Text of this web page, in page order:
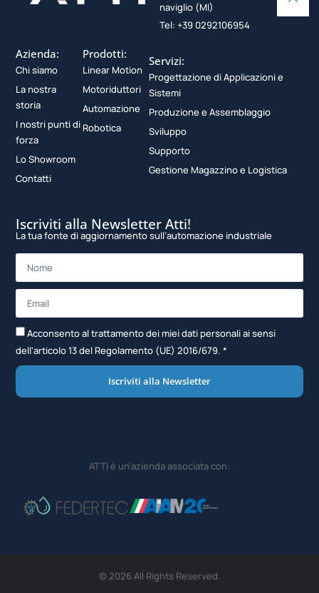
naviglio (MI)
Tel: +39 0292106954
Azienda:
Chi siamo
La nostra
storia
I nostri punti di
forza
Lo Showroom
Contatti
Prodotti:
Linear Motion
Motoriduttori
Automazione
Robotica
Servizi:
Progettazione di Applicazioni e
Sistemi
Produzione e Assemblaggio
Sviluppo
Supporto
Gestione Magazzino e Logistica
Iscriviti alla Newsletter Atti!
La tua fonte di aggiornamento sull’automazione industriale
Acconsento al trattamento dei miei dati personali ai sensi
dell'articolo 13 del Regolamento (UE) 2016/679. *
Iscriviti alla Newsletter
ATTI è un’azienda associata con:
© 2026 All Rights Reserved.